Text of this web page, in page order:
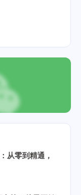
从零到精通，